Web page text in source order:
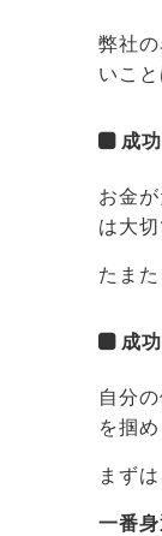
弊社
いこ
成
お金
は大切
たまた
成
自分
を掴
まず
一番